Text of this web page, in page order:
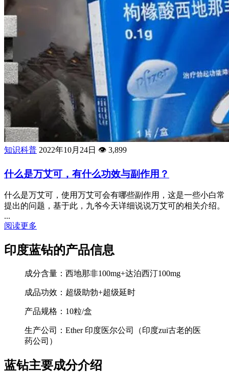
知识科普 2022年10月24日 👁️ 3,899
什么是万艾可，有什么功效与副作用？
什么是万艾可，使用万艾可会有哪些副作用，这是一些小白常
提出的问题，基于此，九爷今天详细说说万艾可的相关介绍。
...
阅读更多
印度蓝钻的产品信息
成分含量：西地那非100mg+达泊西汀100mg
成品功效：超级助勃+超级延时
产品规格：10粒/盒
生产公司：Ether 印度医尔公司（印度zui古老的医
药公司）
蓝钻主要成分介绍